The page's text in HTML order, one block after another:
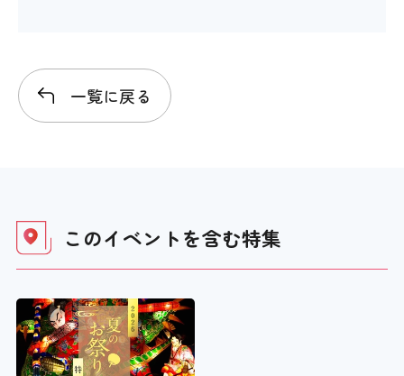
一覧に戻る
このイベントを含む特集